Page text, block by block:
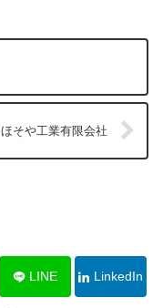
ほそや工業有限会社
LINE LinkedIn